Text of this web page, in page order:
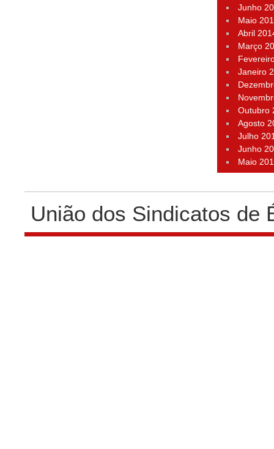
Junho
Maio
Abril
Março
Janeiro
Outubro
Agosto
Julho
Junho
Maio
União dos Sindicatos de